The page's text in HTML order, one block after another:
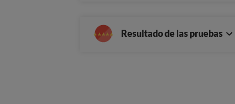
Resultado de las pruebas